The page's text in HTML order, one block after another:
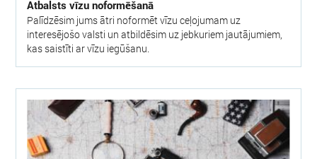
Atbalsts vīzu noformēšanā
Palīdzēsim jums ātri noformēt vīzu ceļojumam uz
interesējošo valsti un atbildēsim uz jebkuriem jautājumiem,
kas saistīti ar vīzu iegūšanu.